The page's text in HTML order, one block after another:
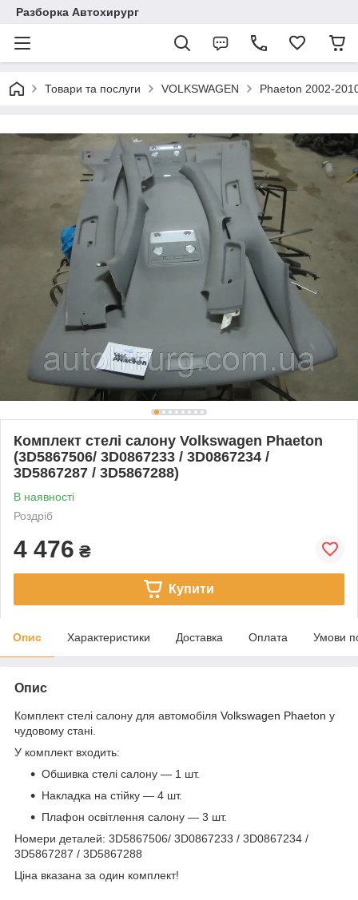
Разборка Автохирург
Товари та послуги VOLKSWAGEN Phaeton 2002-
Комплект стелі салону Volkswagen Phaeton
(3D5867506/ 3D0867233 / 3D0867234 /
3D5867287 / 3D5867288)
В наявності
Роздріб
4 476 ₴
Купити
Опис Характеристики Доставка Оплата Умови
Опис
Комплект стелі салону для автомобіля Volkswagen Phaeton у
чудовому стані.
У комплект входить:
Обшивка стелі салону — 1 шт.
Накладка на стійку — 4 шт.
Плафон освітлення салону — 3 шт.
Номери деталей: 3D5867506/ 3D0867233 / 3D0867234 /
3D5867287 / 3D5867288
Ціна вказана за один комплект!